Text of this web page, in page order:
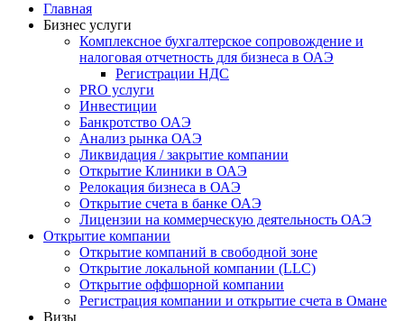
Главная
Бизнес услуги
Комплексное бухгалтерское сопровождение и
налоговая отчетность для бизнеса в ОАЭ
Регистрации НДС
PRO услуги
Инвестиции
Банкротство ОАЭ
Анализ рынка ОАЭ
Ликвидация / закрытие компании
Открытие Клиники в ОАЭ
Релокация бизнеса в ОАЭ
Открытие счета в банке ОАЭ
Лицензии на коммерческую деятельность ОАЭ
Открытие компании
Открытие компаний в свободной зоне
Открытие локальной компании (LLC)
Открытие оффшорной компании
Регистрация компании и открытие счета в Омане
Визы